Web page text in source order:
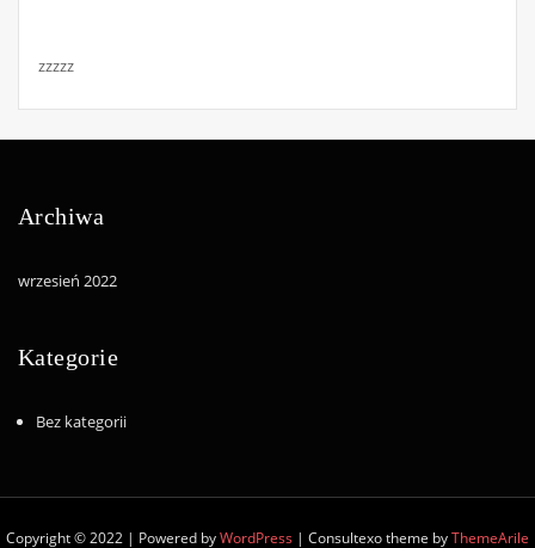
zzzzz
Archiwa
wrzesień 2022
Kategorie
Bez kategorii
Copyright © 2022 | Powered byWordPress | Consultexo theme byThemeArile